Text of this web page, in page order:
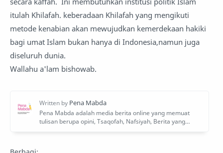
itulah Khilafah. keberadaan Khilafah yang mengikuti
metode kenabian akan mewujudkan kemerdekaan hakiki
bagi umat Islam bukan hanya di Indonesia,namun juga
diseluruh dunia.
Wallahu a'lam bishowab.